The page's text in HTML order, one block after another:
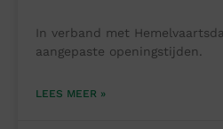
In verband met
aangepaste openingstijden.
LEES MEER »